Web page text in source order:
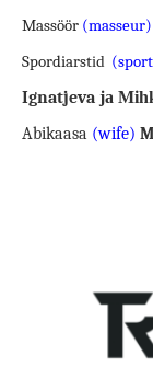
Massöör (masseur)
Spordiarstid
Ignatjeva ja
Abikaasa (wife)